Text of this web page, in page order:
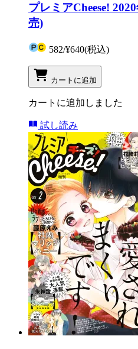
プレミアCheese!
売)
582/¥640(税込)
カートに追加
カートに追加しました
試し読み